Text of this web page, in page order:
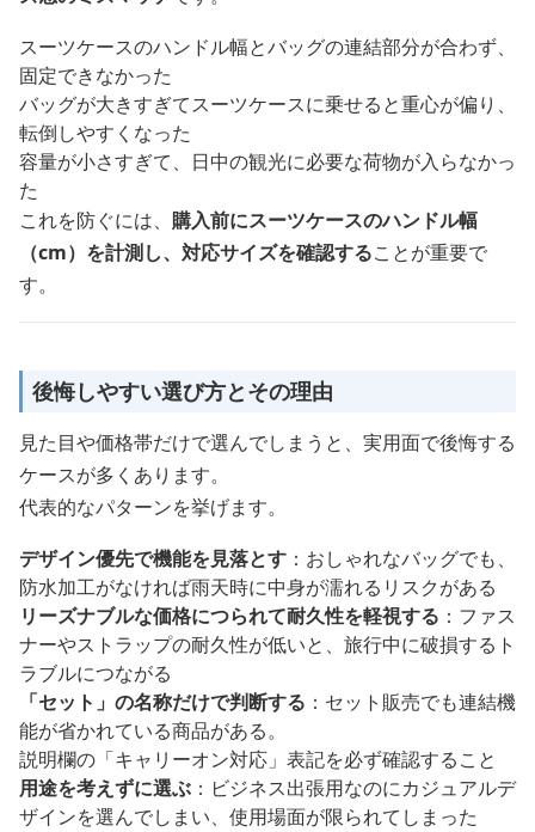
スーツケースのハンドル幅とバッグの連結部分が合わず、
固定できなかった
バッグが大きすぎてスーツケースに乗せると重心が偏り、
転倒しやすくなった
容量が小さすぎて、日中の観光に必要な荷物が入らなかっ
た
これを防ぐには、 購入前にスーツケースのハンドル幅
（cm）を計測し、対応サイズを確認することが重要で
す。
後悔しやすい選び方とその理由
見た目や価格帯だけで選んでしまうと、実用面で後悔する
ケースが多くあります。
代表的なパターンを挙げます。
デザイン優先で機能を見落とす ：おしゃれなバッグでも、
防水加工がなければ雨天時に中身が濡れるリスクがある
リーズナブルな価格につられて耐久性を軽視する ：ファス
ナーやストラップの耐久性が低いと、旅行中に破損するト
ラブルにつながる
「セット」の名称だけで判断する ：セット販売でも連結機
能が省かれている商品がある。
説明欄の「キャリーオン対応」表記を必ず確認すること
用途を考えずに選ぶ ：ビジネス出張用なのにカジュアルデ
ザインを選んでしまい、使用場面が限られてしまった